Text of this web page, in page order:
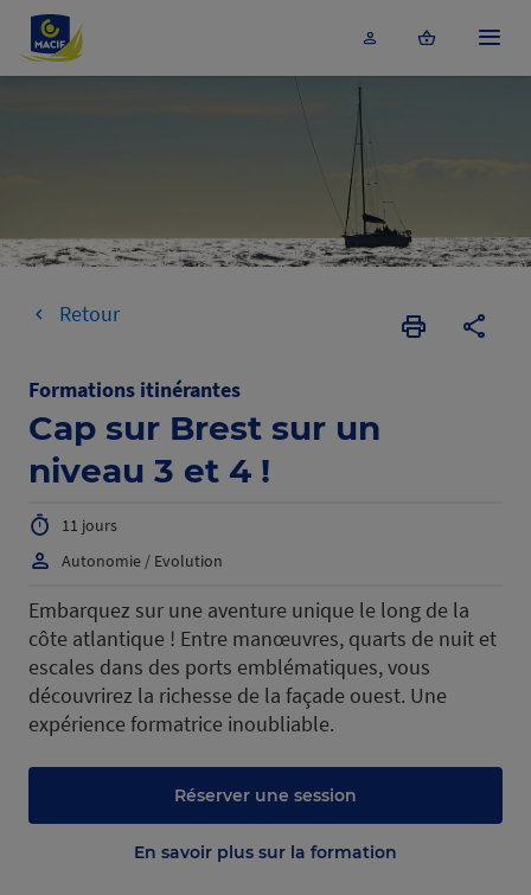
Accéder au contenu principal
Menu
Retour
ImprimerCopier
Cap sur Brest sur un
niveau 3 et 4 !
Formations itinérantes
11 jours
Autonomie / Evolution
Embarquez sur une aventure unique le long de la
côte atlantique ! Entre manœuvres, quarts de nuit et
escales dans des ports emblématiques, vous
découvrirez la richesse de la façade ouest. Une
expérience formatrice inoubliable.
Réserver une session
En savoir plus sur la formation